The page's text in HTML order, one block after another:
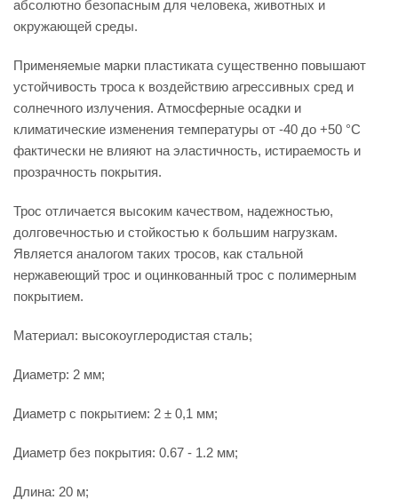
абсолютно безопасным для человека, животных и
окружающей среды.
Применяемые марки пластиката существенно повышают
устойчивость троса к воздействию агрессивных сред и
солнечного излучения. Атмосферные осадки и
климатические изменения температуры от -40 до +50 °С
фактически не влияют на эластичность, истираемость и
прозрачность покрытия.
Трос отличается высоким качеством, надежностью,
долговечностью и стойкостью к большим нагрузкам.
Является аналогом таких тросов, как стальной
нержавеющий трос и оцинкованный трос с полимерным
покрытием.
Материал: высокоуглеродистая сталь;
Диаметр: 2 мм;
Диаметр с покрытием: 2 ± 0,1 мм;
Диаметр без покрытия: 0.67 - 1.2 мм;
Длина: 20 м;